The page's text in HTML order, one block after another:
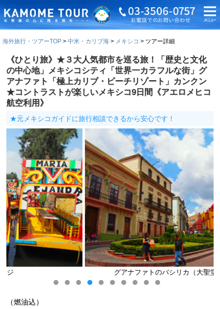
海外旅行・ツアーTOP 中米・カリブ海 メキシコ ツアー詳細
《ひとり旅》★３大人気都市を巡る旅！「歴史と文化
の中心地」メキシコシティ「世界一カラフルな街」グ
アナファト「極上カリブ・ビーチリゾート」カンクン
★コントラストが楽しいメキシコ9日間《アエロメヒコ
航空利用》
★元メキシコガイドに旅行相談できるから安心です！
グアナファトのバシリカ（大聖堂）／イメージ
（燃油込）